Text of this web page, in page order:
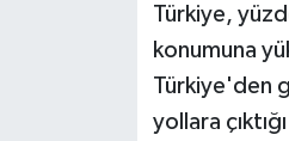
Türkiye,
konumuna
Türkiye'den
yollara